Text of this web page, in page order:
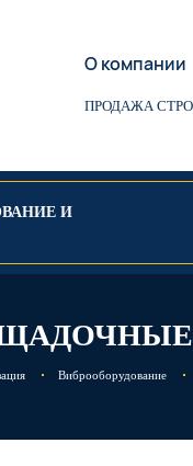
О компании
ПРОДАЖА
И
Виброоборудование